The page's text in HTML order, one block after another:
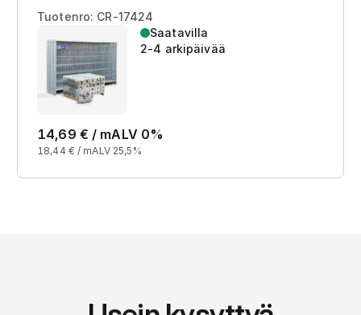
Tuotenro: CR-17424
Saatavilla
2-4 arkipäivää
14,69 € / mALV 0%
18,44 € / mALV 25,5%